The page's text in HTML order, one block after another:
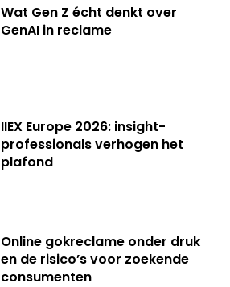
Wat Gen Z écht denkt over
GenAI in reclame
IIEX Europe 2026: insight-
professionals verhogen het
plafond
Online gokreclame onder druk
en de risico’s voor zoekende
consumenten